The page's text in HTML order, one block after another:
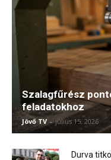
Szalagfűrész
feladatokhoz
Jövő TV - július 15, 2026
Durva